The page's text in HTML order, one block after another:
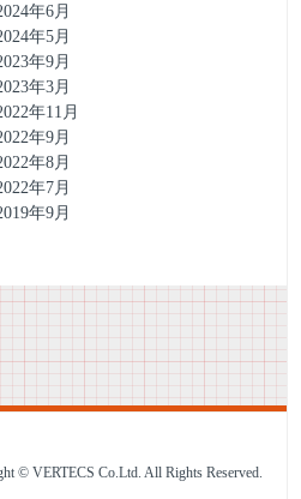
年6月
年5月
年9月
年3月
年11月
年9月
年8月
年7月
年9月
© VERTECS Co.Ltd. All Rights Reserved.